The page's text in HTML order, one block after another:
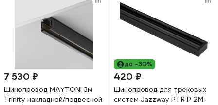
7 530 ₽
Шинопровод MAYTONI 3м
Trinity накладной/подвесной
до -30%
420 ₽
Шинопровод для трековых
систем Jazzway PTR P 2M-